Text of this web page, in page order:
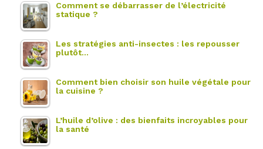
Comment se débarrasser de l’électricité
statique ?
Les stratégies anti-insectes : les repousser
plutôt…
Comment bien choisir son huile végétale pour
la cuisine ?
L’huile d’olive : des bienfaits incroyables pour
la santé